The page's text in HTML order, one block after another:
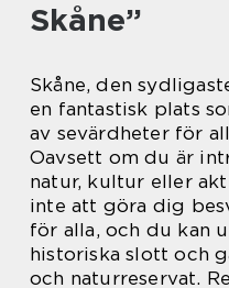
Skåne”
Skåne, den
en fantastisk plats
av sevärdheter för
Oavsett om du är
natur, kultur eller
inte att göra dig
för alla, och du kan
historiska slott och
och naturreservat.